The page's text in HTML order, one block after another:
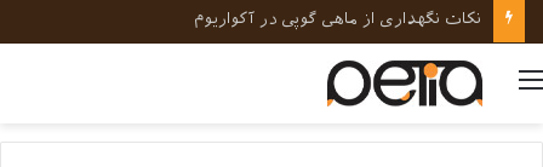
نکات کلیدی در رفتارشناسی و روانشناسی حیوانات خانگی
منو